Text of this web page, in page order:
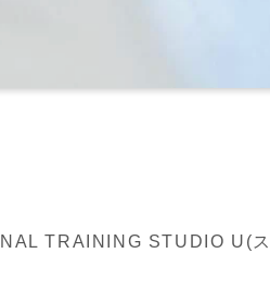
TRAINING STUDIO U(ス